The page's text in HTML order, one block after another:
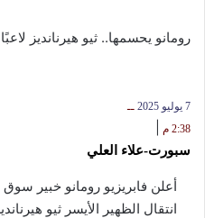
رومانو يحسمها.. ثيو هيرنانديز
7 يوليو 2025
ــ
2:38 م
سبورت-علاء العلي
أعلن فابريزيو رومانو خبير
انتقال الظهير الأيسر ثيو